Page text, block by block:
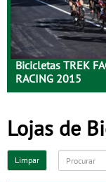
Bicicletas TREK
RACING 2015
Lojas de
Limpar